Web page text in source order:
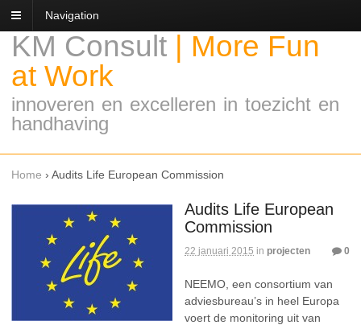
Navigation
KM Consult
More Fun
at Work
innoveren en excelleren in toezicht en
handhaving
Home › Audits Life European Commission
Audits Life European
Commission
22 januari 2015 in projecten 0
NEEMO, een consortium van
adviesbureau’s in heel Europa
voert de monitoring uit van